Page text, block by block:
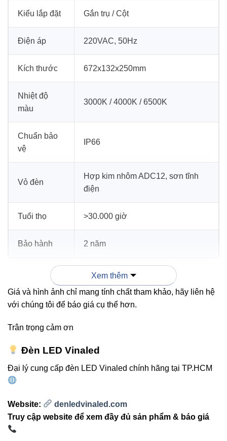
Kiểu lắp đặt Gắn trụ / Cột
Điện áp 220VAC, 50Hz
Kích thước 672x132x250mm
Nhiệt độ
màu
3000K / 4000K / 6500K
Chuẩn bảo
vệ
IP66
Vỏ đèn
Hợp kim nhôm ADC12, sơn tĩnh
điện
Tuổi thọ >30.000 giờ
Bảo hành 2 năm
3. Ứng dụng thực tế
Chiếu sáng sân bóng, sân vận động, khu thể thao
ngoài trời.
nghiệp.
Chiếu sáng khu vực công cộng cần ánh sáng mạnh
“V2FLM-300 mang đến ánh sáng tập
Xem thêm
Giá và hình ảnh chỉ mang tính chất tham khảo, hãy liên hệ
với chúng tôi để báo giá cụ thể hơn.
Trân trọng cảm ơn
Đèn LED Vinaled
Đại lý cung cấp đèn LED Vinaled chính hãng tại TP.HCM
Website:
denledvinaled.com
Truy cập website để xem đầy đủ sản phẩm & báo giá